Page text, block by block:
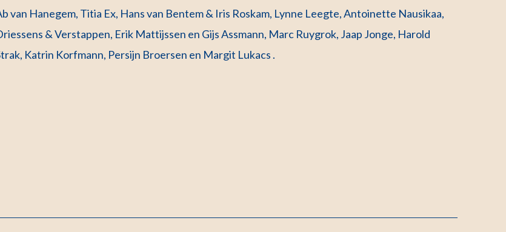
van Hanegem, Titia Ex, Hans van Bentem & Iris Roskam, Lynne Leegte, Antoinette Nausikaa,
& Verstappen, Erik Mattijssen en Gijs Assmann, Marc Ruygrok, Jaap Jonge, Harold
Katrin Korfmann, Persijn Broersen en Margit Lukacs .